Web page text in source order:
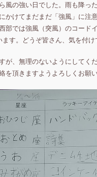
風の強い日でした。雨も降っ
かけてまだまだ「強風」に注
部では強風（突風）のコード
す。どうぞ皆さん、気を付け
が、無理のないようにしてく
を頂きますようよろしくお願い